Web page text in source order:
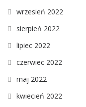
wrzesień 2022
sierpień 2022
lipiec 2022
czerwiec 2022
maj 2022
kwiecień 2022